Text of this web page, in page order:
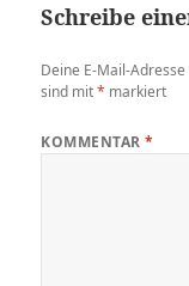
Schreibe
Deine E-Mail-
sind mit* markiert
KOMMENTAR*